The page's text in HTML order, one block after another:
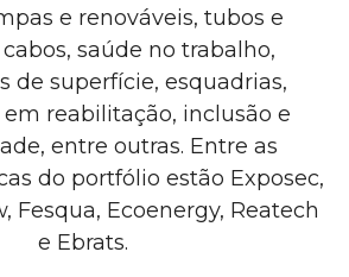
e renováveis, tubos e
saúde no trabalho,
de superfície, esquadrias,
reabilitação, inclusão e
entre outras. Entre as
do portfólio estão Exposec,
Fesqua, Ecoenergy, Reatech
e Ebrats.